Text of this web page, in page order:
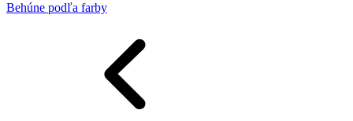
Behúne podľa farby